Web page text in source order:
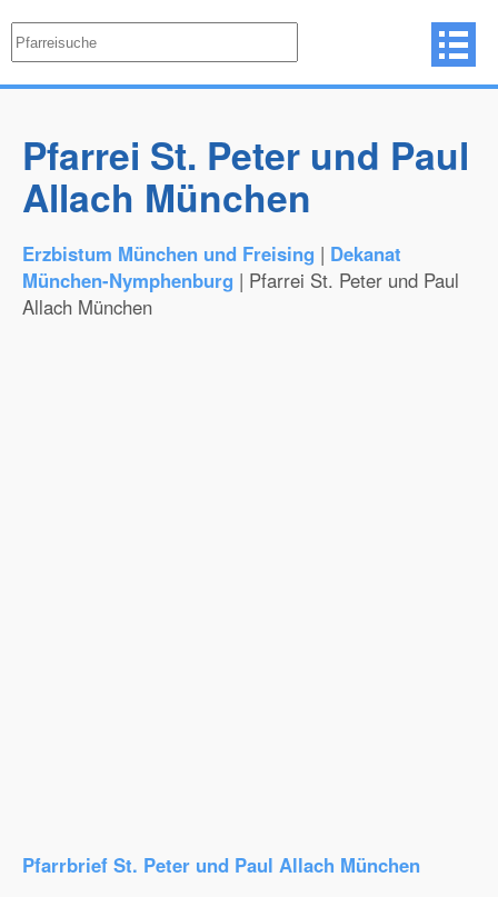
Pfarrei St. Peter und Paul
Allach München
Erzbistum München und Freising | Dekanat
München-Nymphenburg | Pfarrei St. Peter und Paul
Allach München
Pfarrbrief St. Peter und Paul Allach München